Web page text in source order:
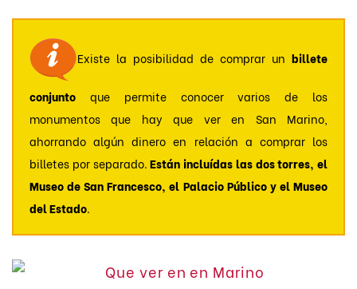
Existe la posibilidad de comprar un billete
conjunto que permite conocer varios de los
monumentos que hay que ver en San Marino,
ahorrando algún dinero en relación a comprar los
billetes por separado.Están incluídas las dos torres, el
Museo de San Francesco, el Palacio Público y el Museo
del Estado.